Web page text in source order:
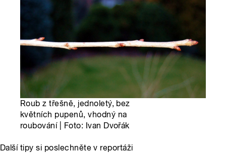
Roub z třešně, jednoletý, bez
květních pupenů, vhodný na
roubování | Foto: Ivan Dvořák
Další tipy si poslechněte v reportáži